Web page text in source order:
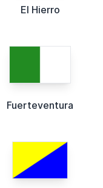
El Hierro
Fuerteventura